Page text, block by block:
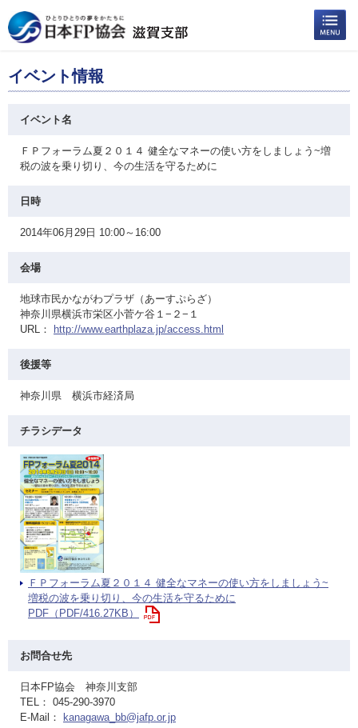
イベント情報
イベント名
ＦＰフォーラム夏２０１４ 健全なマネーの使い方をしましょう~増
税の波を乗り切り、今の生活を守るために
日時
2014年06月29日 10:00～16:00
会場
地球市民かながわプラザ（あーすぷらざ）
神奈川県横浜市栄区小菅ケ谷１−２−１
URL：
http://www.earthplaza.jp/access.html
後援等
神奈川県 横浜市経済局
チラシデータ
ＦＰフォーラム夏２０１４ 健全なマネーの使い方をしましょう~
増税の波を乗り切り、今の生活を守るために
PDF（PDF/416.27KB）
お問合せ先
日本FP協会 神奈川支部
TEL： 045-290-3970
E-Mail：
kanagawa_bb@jafp.or.jp